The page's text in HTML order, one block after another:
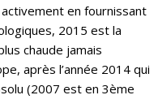
en fournissant
2015 est la
chaude jamais
après l’année 2014 qui
(2007 est en 3ème